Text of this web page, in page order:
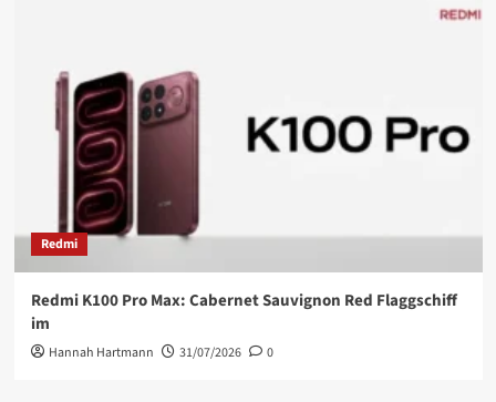
Redmi
Redmi K100 Pro Max: Cabernet Sauvignon Red Flaggschiff
im
Hannah Hartmann 31/07/2026 0